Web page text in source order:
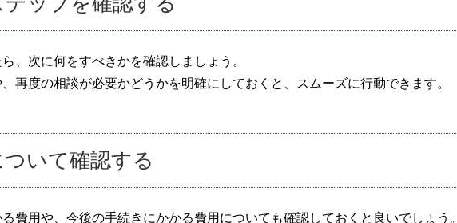
、次に何をすべきかを確認しましょう。
再度の相談が必要かどうかを明確にしておくと、スムーズに行動できます。
いて確認する
費用や、今後の手続きにかかる費用についても確認しておくと良いでしょう。